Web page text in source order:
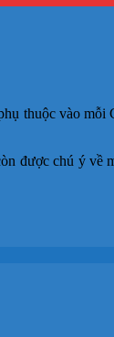
thuộc vào
được chú ý